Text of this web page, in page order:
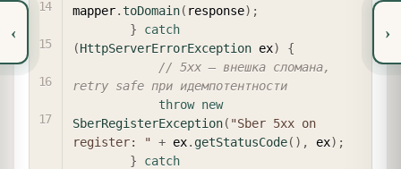
‹
mapper.toDomain( response) ;
}
catch
(HttpServerErrorException ex)
{
// 5xx — внешка сломана,
retry safe при идемпотентности
throw new
SberRegisterException( "Sber 5xx on
register: " + ex. getStatusCode( ) , ex) ;
}
catch
›